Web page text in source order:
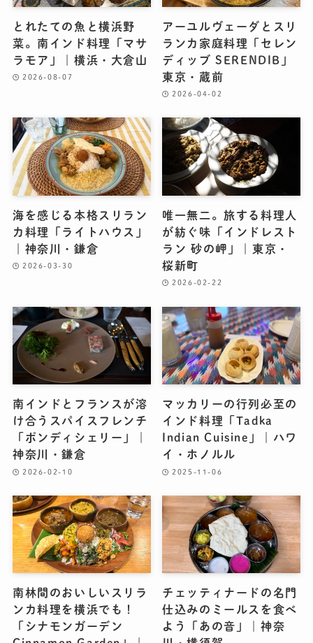
とれたての魚と横浜野
菜。南インド料理「マサ
ラモア」｜横浜・大倉山
2026-08-07
アーユルヴェーダとスリ
ランカ家庭料理「セレン
ディッブ SERENDIB」
東京・蔵前
2026-04-02
海を感じる本格スリラン
カ料理「ライトハウス」
｜神奈川・鎌倉
2026-03-30
唯一無二。旅する料理人
が紡ぐ味「インドレスト
ラン 砂の岬」｜東京・
桜新町
2026-02-22
南インドとフランスが溶
け合うスパイスフレンチ
「ポンディシェリー」｜
神奈川・鎌倉
2026-02-10
マッカリーの行列必至の
インド料理「Tadka
Indian Cuisine」｜ハワ
イ・ホノルル
2025-11-06
南林間のおいしいスリラ
ンカ料理を横浜でも！
「シナモンガーデン
チェッティナードの名門
仕込みのミールスを食べ
よう「あの音」｜神奈